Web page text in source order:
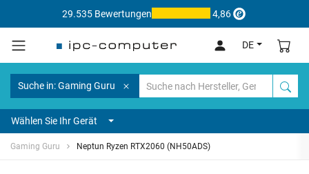
29.535 Bewertungen 4,86
DE
Suche in: Gaming Guru
Wählen Sie Ihr Gerät
Gaming Guru Neptun Ryzen RTX2060 (NH50ADS)